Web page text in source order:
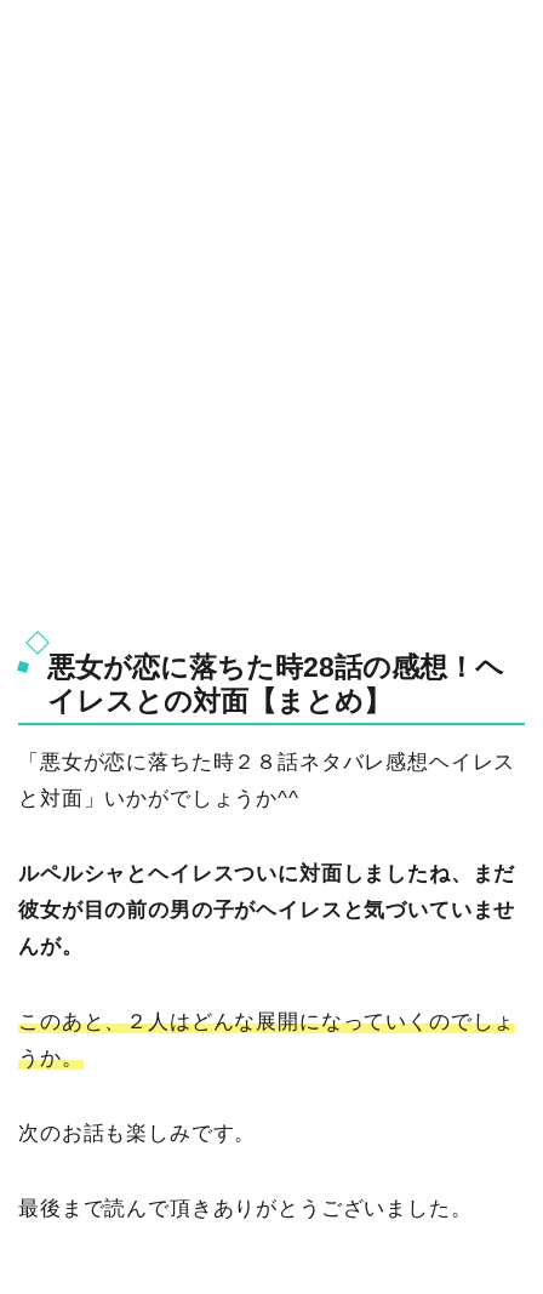
悪女が恋に落ちた時28話の感想！ヘ
イレスとの対面【まとめ】
「悪女が恋に落ちた時２８話ネタバレ感想ヘイレス
と対面」いかがでしょうか^^
ルペルシャとヘイレスついに対面しましたね、まだ
彼女が目の前の男の子がヘイレスと気づいていませ
んが。
このあと、２人はどんな展開になっていくのでしょ
うか。
次のお話も楽しみです。
最後まで読んで頂きありがとうございました。